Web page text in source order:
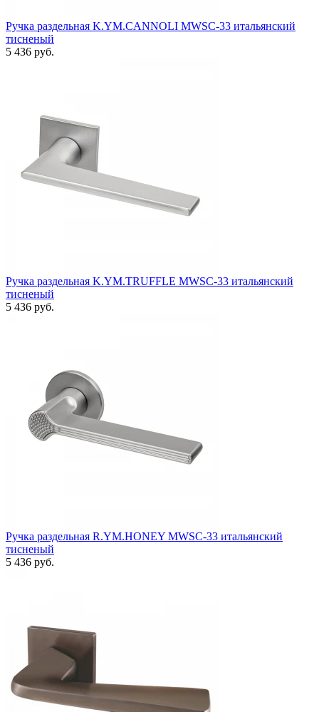
Ручка раздельная K.YM.CANNOLI MWSC-33 итальянский
тисненый
5 436 руб.
Ручка раздельная K.YM.TRUFFLE MWSC-33 итальянский
тисненый
5 436 руб.
Ручка раздельная R.YM.HONEY MWSC-33 итальянский
тисненый
5 436 руб.